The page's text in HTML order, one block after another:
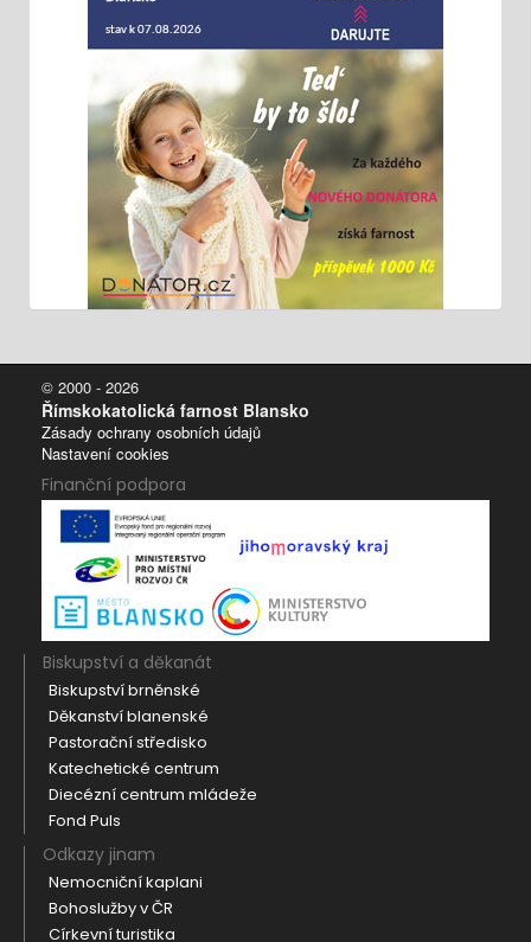
© 2000 - 2026
Římskokatolická farnost Blansko
Zásady ochrany osobních údajů
Nastavení cookies
Finanční podpora
Biskupství a děkanát
Biskupství brněnské
Děkanství blanenské
Pastorační středisko
Katechetické centrum
Diecézní centrum mládeže
Fond Puls
Odkazy jinam
Nemocniční kaplani
Bohoslužby v ČR
Církevní turistika